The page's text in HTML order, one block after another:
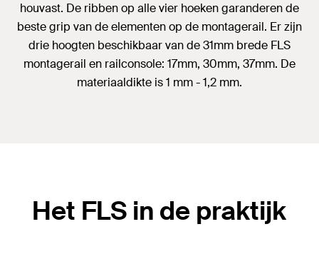
houvast. De ribben op alle vier hoeken garanderen de
beste grip van de elementen op de montagerail. Er zijn
drie hoogten beschikbaar van de 31mm brede FLS
montagerail en railconsole: 17mm, 30mm, 37mm. De
materiaaldikte is 1 mm - 1,2 mm.
Het FLS in de praktijk